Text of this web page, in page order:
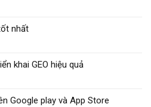
nhất
khai GEO hiệu quả
Google play và App Store